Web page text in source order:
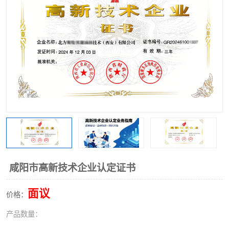
咸阳市高新技术企业认定证书
价格： 面议
产品数量：